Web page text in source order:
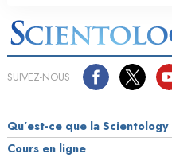
SUIVEZ-NOUS
Qu’est-ce que la Scientology
Cours en ligne